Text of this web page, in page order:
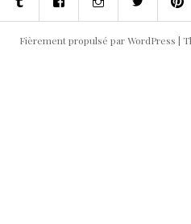
Fièrement propulsé par WordPress |